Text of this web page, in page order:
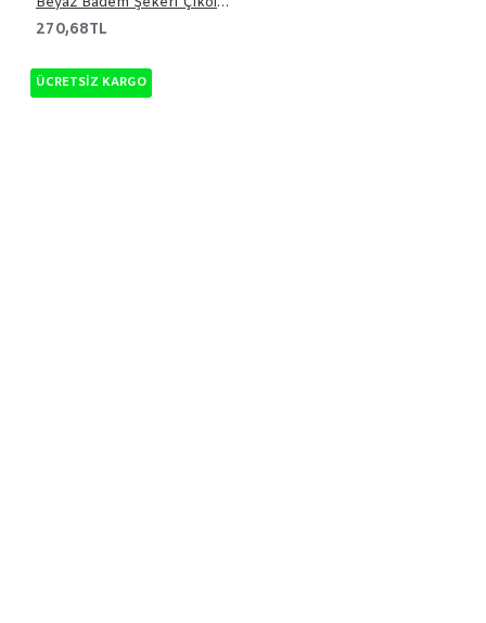
270,68TL
ÜCRETSIZ KARGO